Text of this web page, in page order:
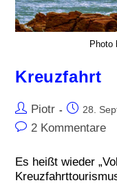
Photo
Kreuzfahrt
Piotr 28.
2 Kommentare
Es heißt wieder